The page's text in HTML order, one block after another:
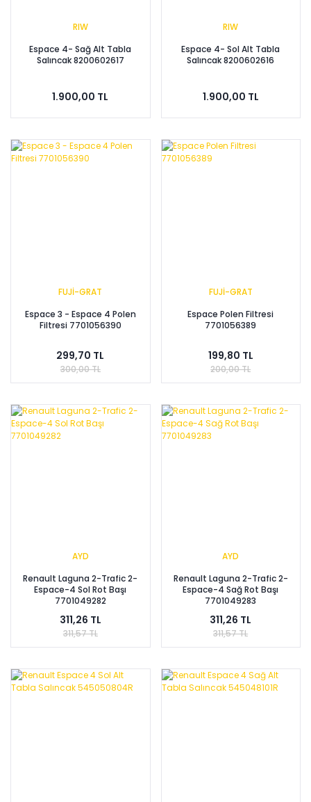
RIW
Espace 4- Sağ Alt Tabla
Salıncak 8200602617
1.900,00 TL
RIW
Espace 4- Sol Alt Tabla
Salıncak 8200602616
1.900,00 TL
FUJİ-GRAT
Espace 3 - Espace 4 Polen
Filtresi 7701056390
299,70 TL
300,00 TL
FUJİ-GRAT
Espace Polen Filtresi
7701056389
199,80 TL
200,00 TL
AYD
Renault Laguna 2-Trafic 2-
Espace-4 Sol Rot Başı
7701049282
311,26 TL
311,57 TL
AYD
Renault Laguna 2-Trafic 2-
Espace-4 Sağ Rot Başı
7701049283
311,26 TL
311,57 TL